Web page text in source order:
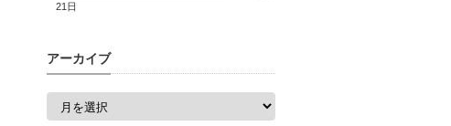
21日
アーカイブ